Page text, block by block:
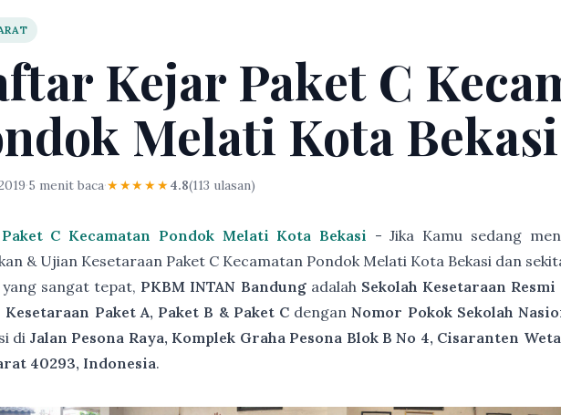
Kejar Paket C
Melati Kota Bekasi
·5 menit baca·★★★★★4.8(113 ulasan)
C Kecamatan Pondok Melati Kota Bekasi - Jika Kamu sedang
& Ujian Kesetaraan Paket C Kecamatan Pondok Melati Kota Bekasi dan
sangat tepat, PKBM INTAN Bandungadalah Sekolah Kesetaraan
Paket A, Paket B & Paket C denganNomor Pokok Sekolah
di Jalan Pesona Raya, Komplek Graha Pesona Blok B No 4, Cisaranten
40293, Indonesia.